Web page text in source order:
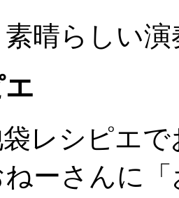
晴らしい
レシピエで
ねーさんに